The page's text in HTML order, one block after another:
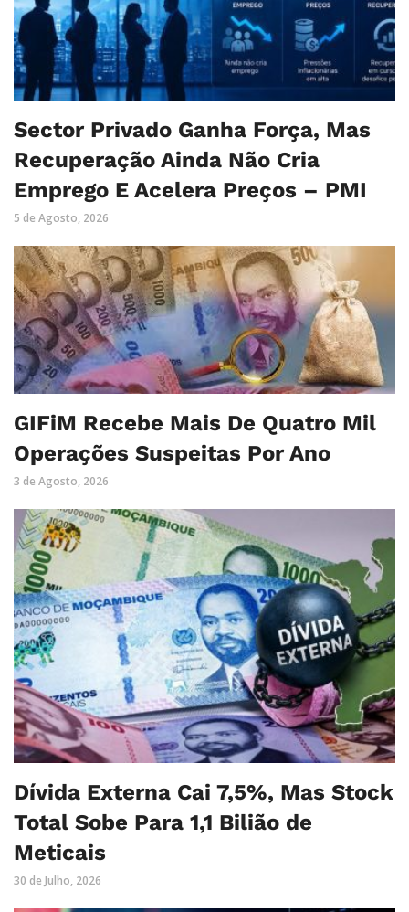
Sector Privado Ganha Força, Mas
Recuperação Ainda Não Cria
Emprego E Acelera Preços – PMI
5 de Agosto, 2026
GIFiM Recebe Mais De Quatro Mil
Operações Suspeitas Por Ano
3 de Agosto, 2026
Dívida Externa Cai 7,5%, Mas Stock
Total Sobe Para 1,1 Bilião de
Meticais
30 de Julho, 2026